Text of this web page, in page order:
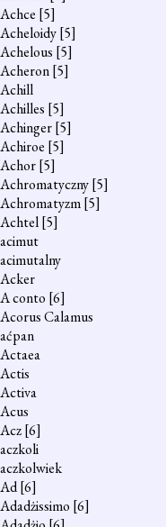
Achce [5]
Acheloidy[5]
Achelous [5]
Acheron[5]
Achill
Achilles [5]
Achinger[5]
Achiroe [5]
Achor[5]
Achromatyczny[5]
Achromatyzm[5]
Achtel[5]
acimut
acimutalny
Acker
A conto [6]
Acorus Calamus
aćpan
Actaea
Actis
Activa
Acus
Acz[6]
aczkoli
aczkolwiek
Ad[6]
Adadżissimo [6]